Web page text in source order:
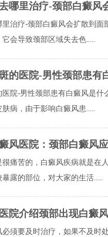
哪里治疗-颈部白癜风
里治疗-颈部白癜风会扩散到面
会导致颈部区域失去色.....
的医院-男性颈部患有
院-男性颈部患有白癜风是什
病，由于影响白癜风患.....
风医院：颈部白癜风
痛苦的，白癜风疾病就是在
露的部位，对大家的生活.....
院介绍颈部出现白癜
必须要及时治疗，如果不及时